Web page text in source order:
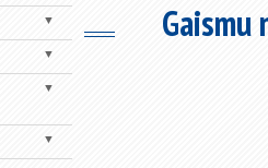
▼
▼
▼
▼
Gaismu